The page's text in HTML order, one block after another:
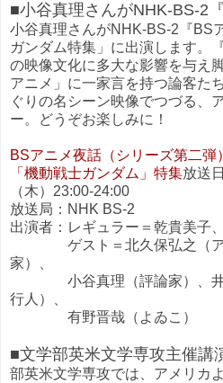
■小谷真理さんがNHK-BS-2
小谷真理さんがNHK-BS-2『BS
ガンダム特集」に出演します。
の映像文化に多大な影響を与え
アニメ」に一家言を持つ論客た
ぐりの名シーン映像でつづる、
ー。どうぞお楽しみに！
BSアニメ夜話（シリーズ第二弾）
「機動戦士ガンダム」特集放送
（木）23:00-24:00
放送局：NHK BS-2
出演者：レギュラー＝乾貴美子
ゲスト＝北久保弘之（ア
家）、
小谷真理（評論家）、井上
行人）、
有野晋哉（よゐこ）
■文学部英米文学専攻主催講
部英米文学専攻では、アメリカ